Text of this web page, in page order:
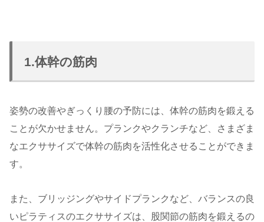
1.体幹の筋肉
姿勢の改善やぎっくり腰の予防には、体幹の筋肉を鍛える
ことが欠かせません。プランクやクランチなど、さまざま
なエクササイズで体幹の筋肉を活性化させることができま
す。
また、ブリッジングやサイドプランクなど、バランスの良
いピラティスのエクササイズは、股関節の筋肉を鍛えるの